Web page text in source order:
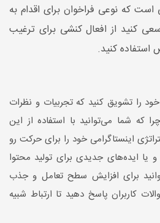
که نوعی فراخوان برای اقدام به
کنید از افعال کنشی برای ترغیب
استفاده کنید.
را تشویق کنید که تجربیات و نظرات
که شما می‌توانید با استفاده از این
اینستاگرامی خود را برای حرکت رو
و یا ایده‌های جدیدی برای تولید محتوا
برای افزایش سطح تعامل و جذب
کاربران پاسخ دهید تا ارتباط شبیه